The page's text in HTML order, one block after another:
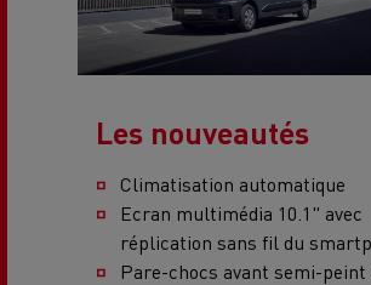
Les nouveautés
Climatisation automatique
Ecran multimédia 10.1" avec
réplication sans fil du
Pare-chocs avant semi-